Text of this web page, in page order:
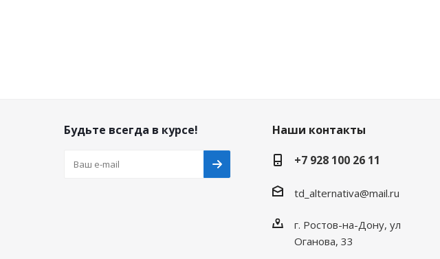
Будьте всегда в курсе!
Наши контакты
+7 928 100 26 11
td_alternativa@mail.ru
г. Ростов-на-Дону, ул
Оганова, 33